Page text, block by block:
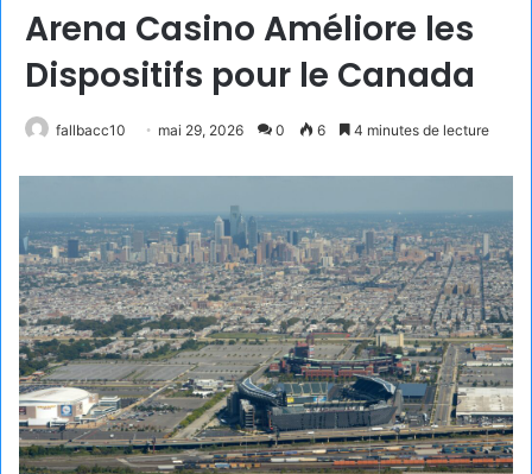
Arena Casino Améliore les
Dispositifs pour le Canada
fallbacc10 mai 29, 2026 0 6 4 minutes de lecture